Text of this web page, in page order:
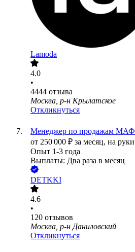
Lamoda
4.0
•
4444 отзыва
Москва, р-н Крылатское
Откликнуться
Менеджер по продажам МАФ
от 250 000 ₽ за месяц, на руки
Опыт 1-3 года
Выплаты: Два раза в месяц
DETKKI
4.6
•
120 отзывов
Москва, р-н Даниловский
Откликнуться